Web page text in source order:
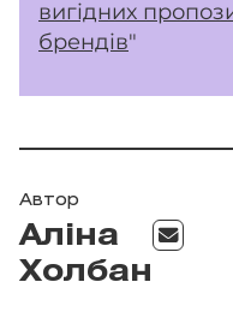
вигідних
брендів"
Автор
Аліна
Холбан